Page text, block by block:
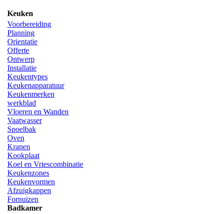
Keuken
Voorbereiding
Planning
Orientatie
Offerte
Ontwerp
Installatie
Keukentypes
Keukenapparatuur
Keukenmerken
werkblad
Vloeren en Wanden
Vaatwasser
Spoelbak
Oven
Kranen
Kookplaat
Koel en Vriescombinatie
Keukenzones
Keukenvormen
Afzuigkappen
Fornuizen
Badkamer